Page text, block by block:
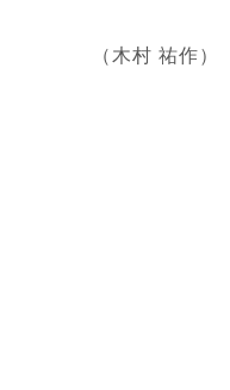
（木村 祐作）